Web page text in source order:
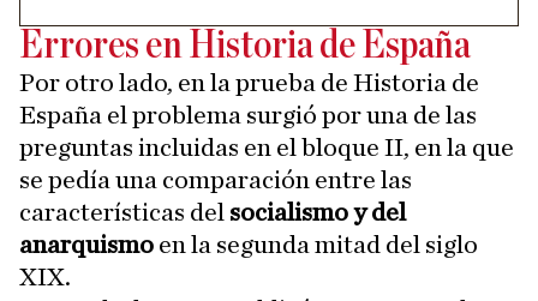
Errores en Historia de España
Por otro lado, en la prueba de Historia de
España el problema surgió por una de las
preguntas incluidas en el bloque II, en la que
se pedía una comparación entre las
características del socialismo y del
anarquismo en la segunda mitad del siglo
XIX.